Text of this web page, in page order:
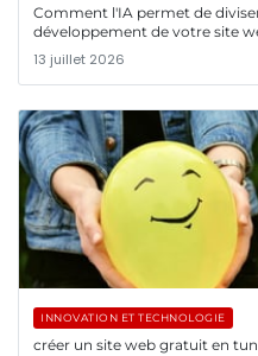
Comment l'IA permet de
développement de votre site
13 juillet 2026
INNOVATION ET TECHNOLOGIE
créer un site web gratuit en